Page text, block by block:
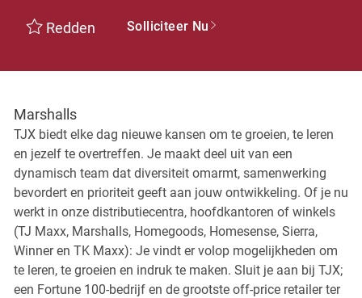
Redden Solliciteer Nu
Marshalls
TJX biedt elke dag nieuwe kansen om te groeien, te leren
en jezelf te overtreffen. Je maakt deel uit van een
dynamisch team dat diversiteit omarmt, samenwerking
bevordert en prioriteit geeft aan jouw ontwikkeling. Of je nu
werkt in onze distributiecentra, hoofdkantoren of winkels
(TJ Maxx, Marshalls, Homegoods, Homesense, Sierra,
Winner en TK Maxx): Je vindt er volop mogelijkheden om
te leren, te groeien en indruk te maken. Sluit je aan bij TJX;
een Fortune 100-bedrijf en de grootste off-price retailer ter